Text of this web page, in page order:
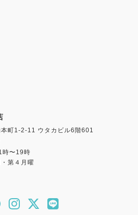
町1-2-11 ウタカビル6階601
〜19時
第４月曜